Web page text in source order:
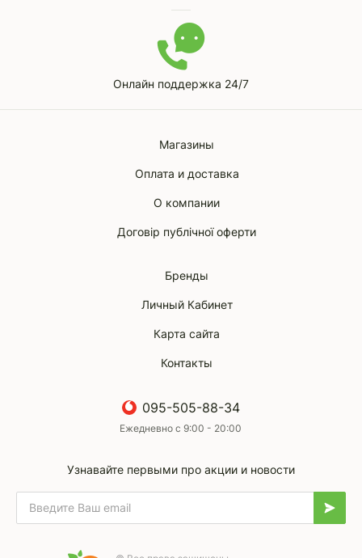
Онлайн поддержка 24/7
Магазины
Оплата и доставка
О компании
Договір публічної оферти
Бренды
Личный Кабинет
Карта сайта
Контакты
095-505-88-34
Ежедневно с 9:00 - 20:00
Узнавайте первыми про акции и новости